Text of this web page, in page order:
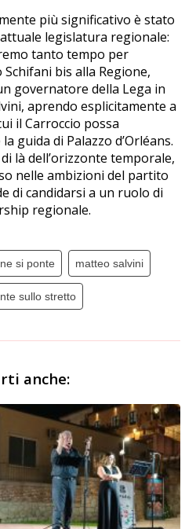
più significativo è stato
legislatura regionale:
tanto tempo per
bis alla Regione,
governatore della Lega in
aprendo esplicitamente a
il Carroccio possa
guida di Palazzo d’Orléans.
là dell’orizzonte temporale,
nelle ambizioni del partito
di candidarsi a un ruolo di
regionale.
si ponte matteo salvini
sullo stretto
anche: